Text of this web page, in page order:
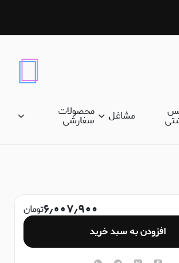
مشاغل محصولات
سفارشی
۶٫۰۰۷٫۹۰۰تومان
افزودن به سبد خرید